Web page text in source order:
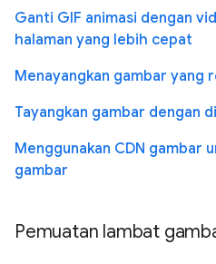
Ganti GIF animasi dengan
halaman yang lebih cepat
Menayangkan gambar yang
Tayangkan gambar dengan
Menggunakan CDN gambar
gambar
Pemuatan lambat